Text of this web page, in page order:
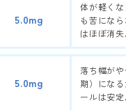
5.0mg
体が軽く
も苦にな
はほぼ消
5.0mg
落ち幅が
期）にな
ールは安